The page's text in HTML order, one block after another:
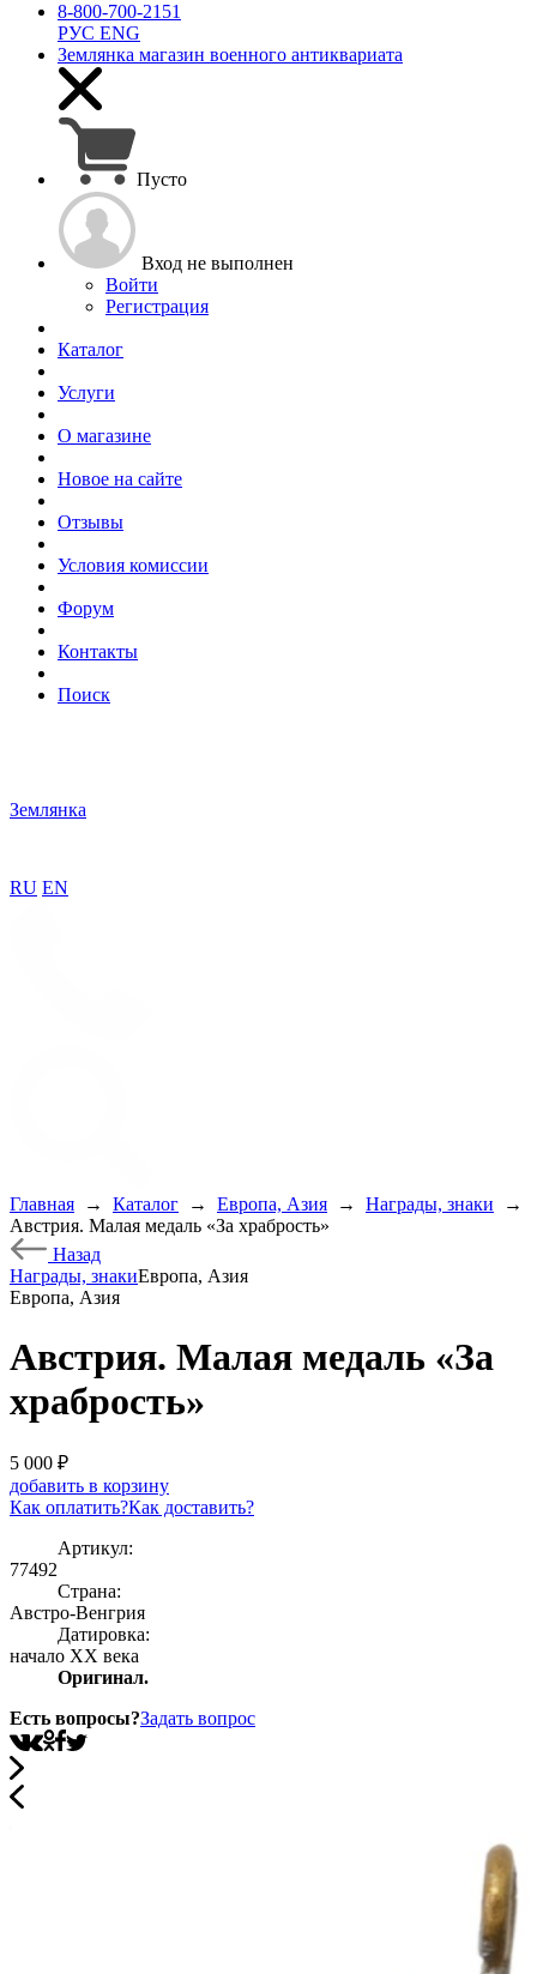
8-800-700-2151
РУС ENG
Землянка магазин военного антиквариата
Пусто
Вход не выполнен
Войти
Регистрация
Каталог
Услуги
О магазине
Новое на сайте
Отзывы
Условия комиссии
Форум
Контакты
Поиск
Землянка
RU EN
Главная → Каталог → Европа, Азия → Награды, знаки
→
Австрия. Малая медаль «За храбрость»
Назад
Награды, знакиЕвропа, Азия
Европа, Азия
Австрия. Малая медаль «За
храбрость»
5 000 ₽
добавить в корзину
Как оплатить?Как доставить?
Артикул:
77492
Страна:
Австро-Венгрия
Датировка:
начало ХХ века
Оригинал.
Есть вопросы?Задать вопрос